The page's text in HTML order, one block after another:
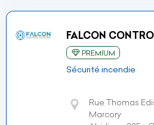
FALCON
PREMIUM
Sécurité incendie
Rue Thomas
Marcory